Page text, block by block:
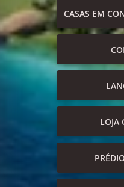
CASAS EM
LOJA